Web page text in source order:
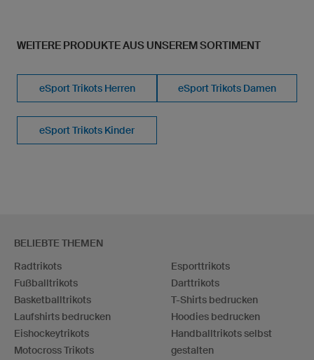
WEITERE PRODUKTE AUS UNSEREM SORTIMENT
eSport Trikots Herren eSport Trikots Damen
eSport Trikots Kinder
BELIEBTE THEMEN
Radtrikots
Fußballtrikots
Basketballtrikots
Laufshirts bedrucken
Eishockeytrikots
Motocross Trikots
Esporttrikots
Darttrikots
T-Shirts bedrucken
Hoodies bedrucken
Handballtrikots selbst
gestalten